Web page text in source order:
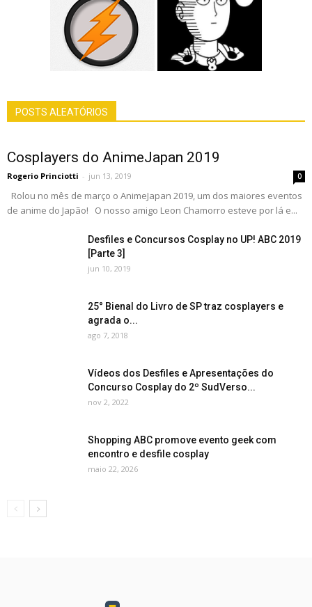
POSTS ALEATÓRIOS
Cosplayers do AnimeJapan 2019
Rogerio Princiotti - jun 13, 2019 0
Rolou no mês de março o AnimeJapan 2019, um dos maiores eventos
de anime do Japão! O nosso amigo Leon Chamorro esteve por lá e...
Desfiles e Concursos Cosplay no UP! ABC 2019
[Parte 3]
jun 10, 2019
25° Bienal do Livro de SP traz cosplayers e
agrada o...
ago 7, 2018
Vídeos dos Desfiles e Apresentações do
Concurso Cosplay do 2º SudVerso...
nov 2, 2022
Shopping ABC promove evento geek com
encontro e desfile cosplay
maio 22, 2026